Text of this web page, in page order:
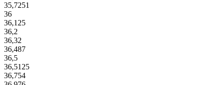
35,7251
36
36,125
36,2
36,32
36,487
36,5
36,5125
36,754